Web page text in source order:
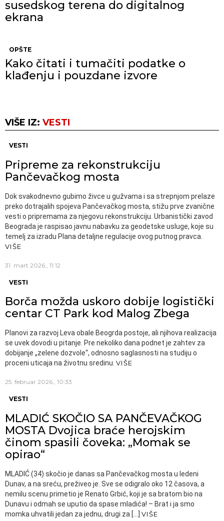
susedskog terena do digitalnog
ekrana
OPŠTE
Kako čitati i tumačiti podatke o
klađenju i pouzdane izvore
VIŠE IZ: VESTI
VESTI
Pripreme za rekonstrukciju
Pančevačkog mosta
Dok svakodnevno gubimo živce u gužvama i sa strepnjom prelaze
preko dotrajalih spojeva Pančevačkog mosta, stižu prve zvanične
vesti o pripremama za njegovu rekonstrukciju. Urbanistički zavod
Beograda je raspisao javnu nabavku za geodetske usluge, koje su
temelj za izradu Plana detaljne regulacije ovog putnog pravca.
VIŠE
31. mart 2026., 11:12
VESTI
Borča možda uskoro dobije logistički
centar CT Park kod Malog Zbega
Planovi za razvoj Leva obale Beogrda postoje, ali njihova realizacija
se uvek dovodi u pitanje. Pre nekoliko dana podnet je zahtev za
dobijanje „zelene dozvole“, odnosno saglasnosti na studiju o
proceni uticaja na životnu sredinu. VIŠE
25. februar 2026., 10:33
VESTI
MLADIĆ SKOČIO SA PANČEVAČKOG
MOSTA Dvojica braće herojskim
činom spasili čoveka: „Momak se
opirao“
MLADIĆ (34) skočio je danas sa Pančevačkog mosta u ledeni
Dunav, a na sreću, preživeo je. Sve se odigralo oko 12 časova, a
nemilu scenu primetio je Renato Grbić, koji je sa bratom bio na
Dunavu i odmah se uputio da spase mladića! – Brat i ja smo
momka uhvatili jedan za jednu, drugi za […] VIŠE